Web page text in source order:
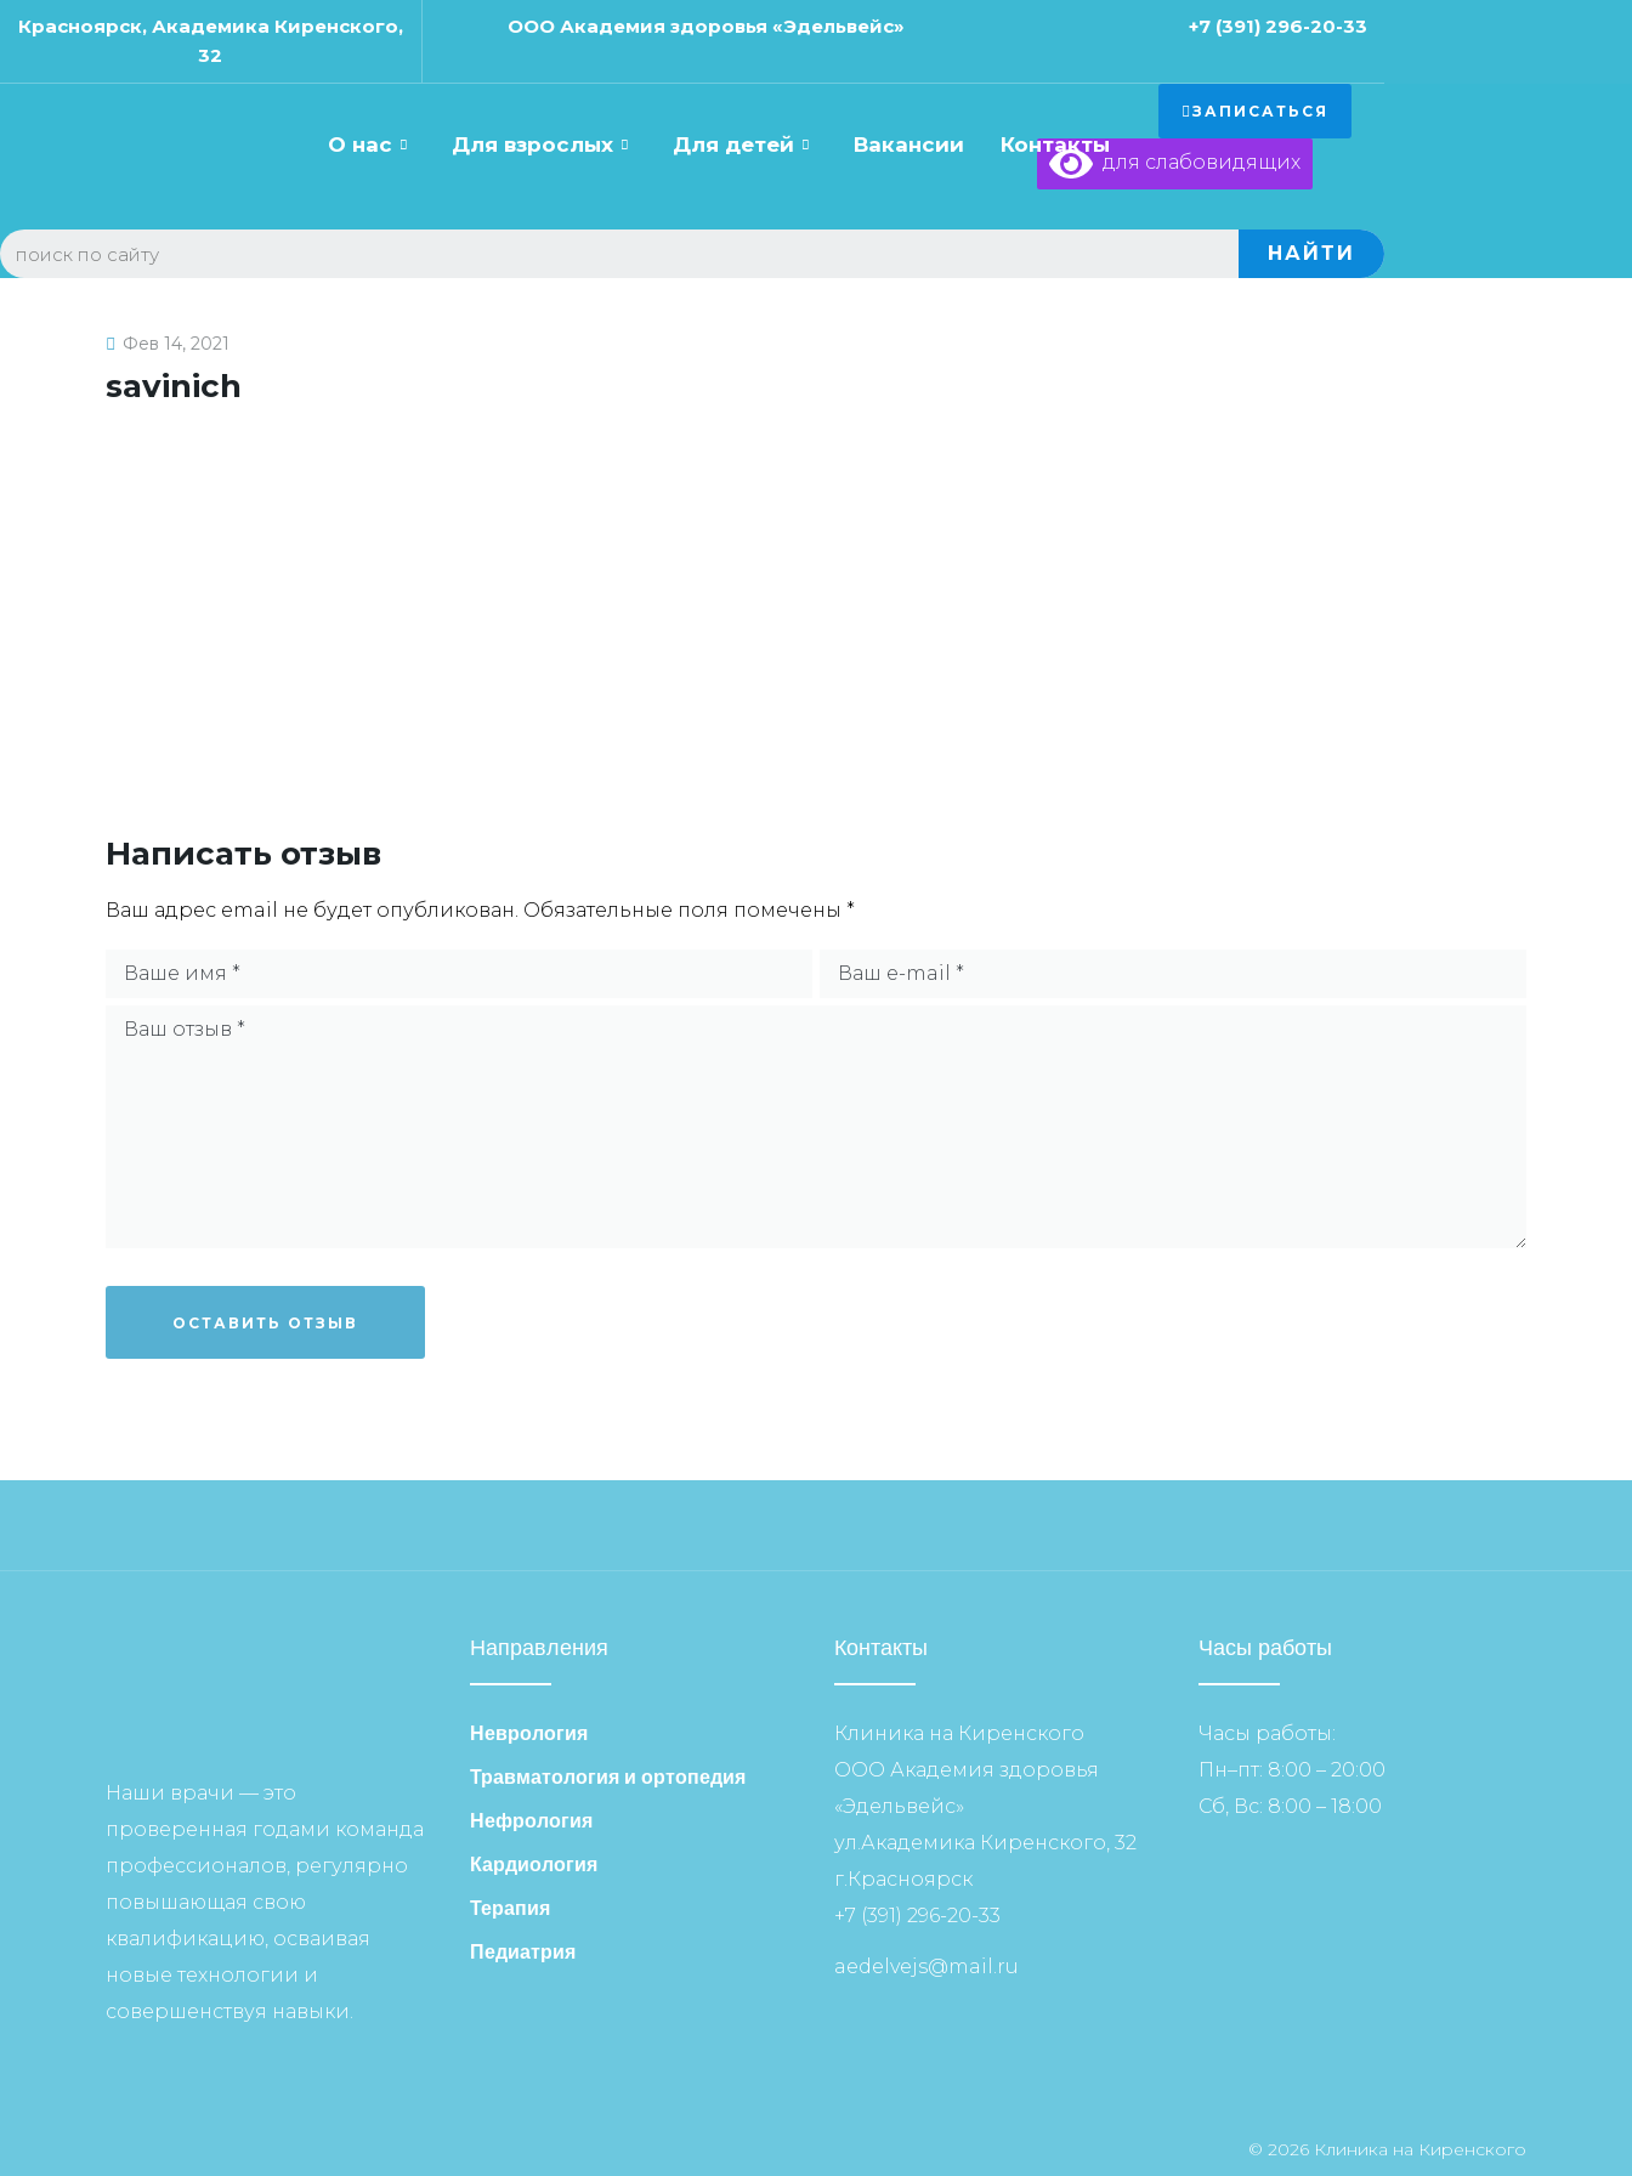
Красноярск, Академика Киренского,
32
ООО Академия здоровья «Эдельвейс» +7 (391) 296-20-33
О нас Для взрослых Для детей Вакансии Контакты
ЗАПИСАТЬСЯ
для слабовидящих
НАЙТИ
Фев 14, 2021
savinich
Написать отзыв
Ваш адрес email не будет опубликован. Обязательные поля помечены *
Наши врачи — это
проверенная годами команда
профессионалов, регулярно
повышающая свою
квалификацию, осваивая
новые технологии и
совершенствуя навыки.
Направления
Неврология
Травматология и ортопедия
Нефрология
Кардиология
Терапия
Педиатрия
Контакты
Клиника на Киренского
ООО Академия здоровья
«Эдельвейс»
ул.Академика Киренского, 32
г.Красноярск
+7 (391) 296-20-33
aedelvejs@mail.ru
Часы работы
Часы работы:
Пн–пт: 8:00 – 20:00
Сб, Вс: 8:00 – 18:00
© 2026 Клиника на Киренского
×